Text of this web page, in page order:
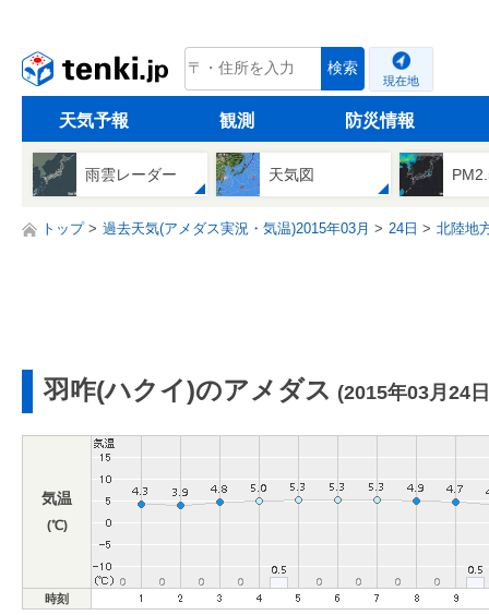
tenki.jp 検索
現在地
天気予報 観測 防災情報
雨雲レーダー 天気図
トップ 過去天気(アメダス実況・気温)2015年03月 24日 北陸地
羽咋(ハクイ)のアメダス (2015年03月24
気温
(℃)
時刻